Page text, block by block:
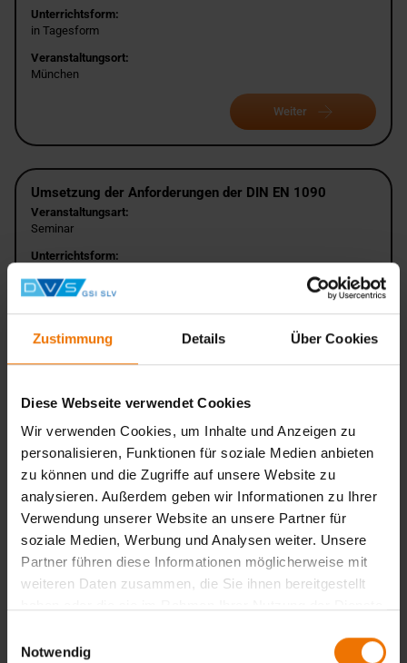
Zustimmung Details Über Cookies
Diese Webseite verwendet Cookies
Wir verwenden Cookies, um Inhalte und Anzeigen zu
personalisieren, Funktionen für soziale Medien anbieten
zu können und die Zugriffe auf unsere Website zu
analysieren. Außerdem geben wir Informationen zu Ihrer
Verwendung unserer Website an unsere Partner für
soziale Medien, Werbung und Analysen weiter. Unsere
Partner führen diese Informationen möglicherweise mit
weiteren Daten zusammen, die Sie ihnen bereitgestellt
Notwendig
Unterrichtsform:
in Tagesform
Veranstaltungsort:
München
Weiter
Umsetzung der Anforderungen der DIN EN 1090
Veranstaltungsart:
Seminar
Unterrichtsform:
Veranstaltungsort:
München
Bayerische Schweißtage
Veranstaltungsart:
Seminar
Unterrichtsform:
in Tagesform
Veranstaltungsort:
Schwandorf